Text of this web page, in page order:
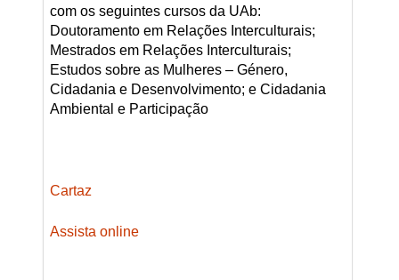
com os seguintes cursos da UAb:
Doutoramento em Relações Interculturais;
Mestrados em Relações Interculturais;
Estudos sobre as Mulheres – Género,
Cidadania e Desenvolvimento; e Cidadania
Ambiental e Participação
Cartaz
Assista online